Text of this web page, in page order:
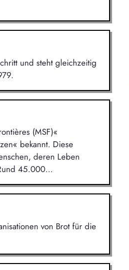
und steht gleichzeitig
(MSF)«
bekannt. Diese
deren Leben
45.000...
von Brot für die